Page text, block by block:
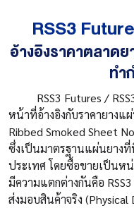
RSS3
อ้างอิงราคาตลาดย
ทำ
RSS3 Futures /
หน้าที่อ้างอิงกับราคายางแ
Ribbed Smoked Sheet
ซึ่งเป็นมาตรฐานแผ่นยาง
ประเทศ โดยซื้อขายเป็นห
มีความแตกต่างกันคือ
ส่งมอบสินค้าจริง (Physical